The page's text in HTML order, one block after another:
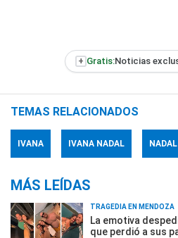
+ Gratis:Noticias
TEMAS RELACIONADOS
IVANA IVANA NADAL NADAL
MÁS LEÍDAS
TRAGEDIA EN MENDOZA
La emotiva
que perdió a sus